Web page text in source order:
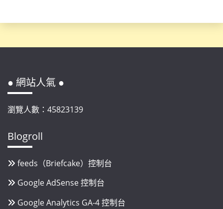
● 網站人氣 ●
瀏覽人數：45823139
Blogroll
feeds（Briefcake）控制台
Google AdSense 控制台
Google Analytics GA-4 控制台